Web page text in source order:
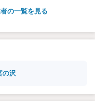
の一覧を見る
の沢